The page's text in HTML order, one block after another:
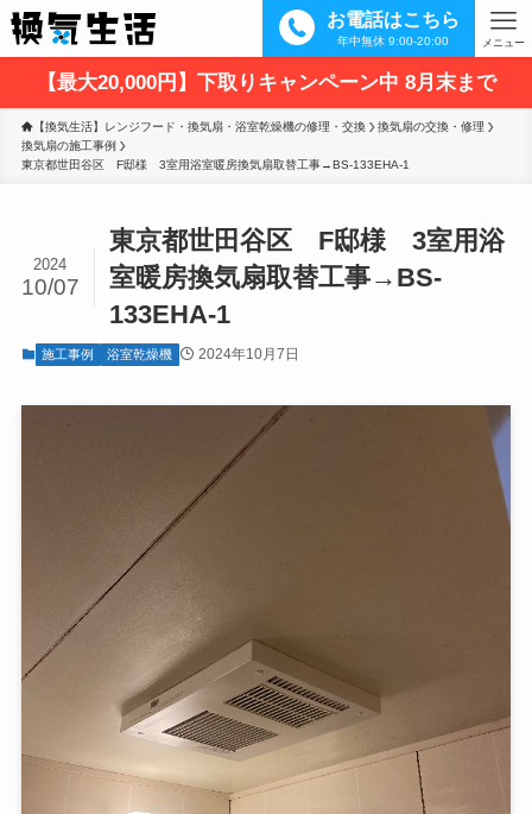
お電話はこちら
年中無休 9:00-20:00 メニュー
【最大20,000円】下取りキャンペーン中 8月末まで
【換気生活】レンジフード・換気扇・浴室乾燥機の修理・交換
換気扇の交換・修理
換気扇の施工事例
東京都世田谷区　F邸様　3室用浴室暖房換気扇取替工事→BS-133EHA-1
東京都世田谷区 F邸様 3室用浴
室暖房換気扇取替工事→BS-
133EHA-1
2024
10/07
施工事例 浴室乾燥機 2024年10月7日